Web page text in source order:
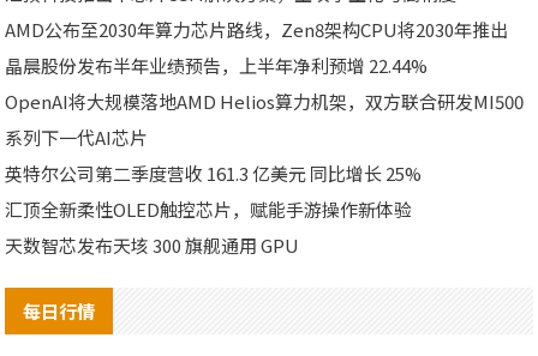
AMD公布至2030年算力芯片路线，Zen8架构CPU将2030年推出
晶晨股份发布半年业绩预告，上半年净利预增 22.44%
OpenAI将大规模落地AMD Helios算力机架，双方联合研发MI500
系列下一代AI芯片
英特尔公司第二季度营收 161.3 亿美元 同比增长 25%
汇顶全新柔性OLED触控芯片，赋能手游操作新体验
天数智芯发布天垓 300 旗舰通用 GPU
每日行情